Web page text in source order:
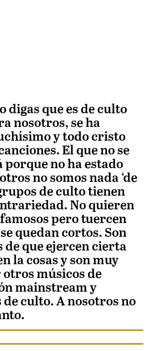
digas que es de culto
nosotros, se ha
y todo cristo
El que no se
porque no ha estado
no somos nada ‘de
de culto tienen
No quieren
pero tuercen
quedan cortos. Son
de que ejercen cierta
la cosas y son muy
músicos de
mainstream y
culto. A nosotros no